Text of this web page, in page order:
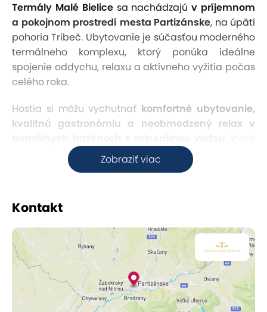
Zobraziť viac
Termály Malé Bielice sa nachádzajú v príjemnom
a pokojnom prostredí mesta Partizánske, na úpätí
pohoria Tribeč. Ubytovanie je súčasťou moderného
termálneho komplexu, ktorý ponúka ideálne
spojenie oddychu, relaxu a aktívneho vyžitia počas
celého roka.
Hostia si môžu vychutnať komfortné ubytovanie,
kvalitnú gastronómiu a neobmedzený relax v
je vyhľadávaná pre svoje priaznivé účinky na
pohybový aparát, regeneráciu a celkové uvoľnenie
prostredie ideálne na oddych od každodenných
povinností.
Ubytovanie
Ubytovanie je pripravené v moderne zariadených
Kontakt